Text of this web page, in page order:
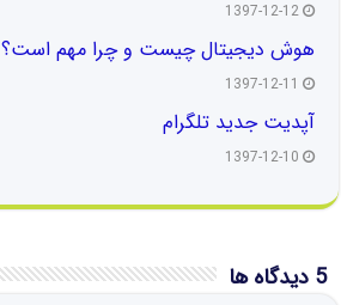
1397-12-12
هوش دیجیتال چیست و چرا مهم است؟
1397-12-11
آپدیت جدید تلگرام
1397-12-10
5 دیدگاه ها